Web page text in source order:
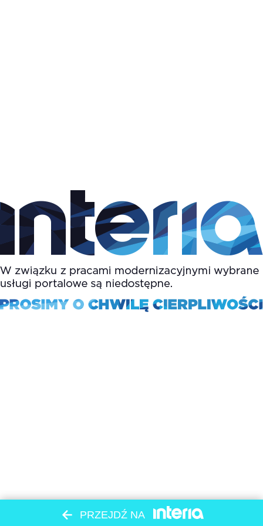
PRZEJDŹ NA